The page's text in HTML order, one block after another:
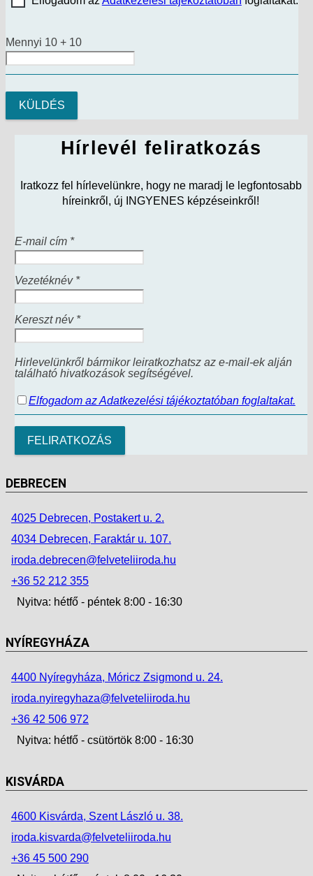
Mennyi 10 + 10
Hírlevél feliratkozás
Iratkozz fel hírlevelünkre, hogy ne maradj le legfontosabb
híreinkről, új INGYENES képzéseinkről!
E-mail cím *
Vezetéknév *
Kereszt név *
Hirlevelünkről bármikor leiratkozhatsz az e-mail-ek alján
található hivatkozások segítségével.
Elfogadom az Adatkezelési tájékoztatóban foglaltakat.
DEBRECEN
4025 Debrecen, Postakert u. 2.
4034 Debrecen, Faraktár u. 107.
iroda.debrecen@felveteliiroda.hu
+36 52 212 355
Nyitva: hétfő - péntek 8:00 - 16:30
NYÍREGYHÁZA
4400 Nyíregyháza, Móricz Zsigmond u. 24.
iroda.nyiregyhaza@felveteliiroda.hu
+36 42 506 972
Nyitva: hétfő - csütörtök 8:00 - 16:30
KISVÁRDA
4600 Kisvárda, Szent László u. 38.
iroda.kisvarda@felveteliiroda.hu
+36 45 500 290